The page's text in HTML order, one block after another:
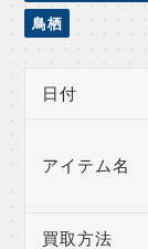
鳥栖
日付
アイテム名
買取方法